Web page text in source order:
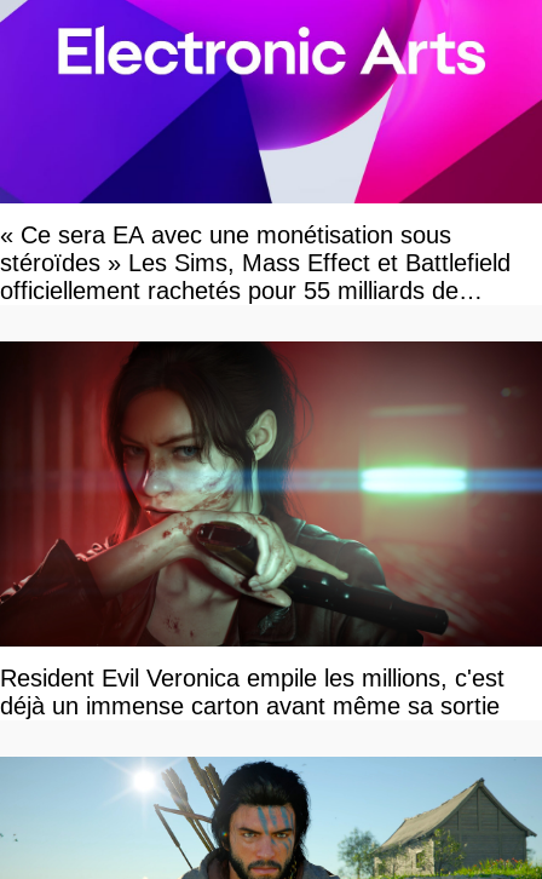
« Ce sera EA avec une monétisation sous
stéroïdes » Les Sims, Mass Effect et Battlefield
officiellement rachetés pour 55 milliards de
Resident Evil Veronica empile les millions, c'est
déjà un immense carton avant même sa sortie